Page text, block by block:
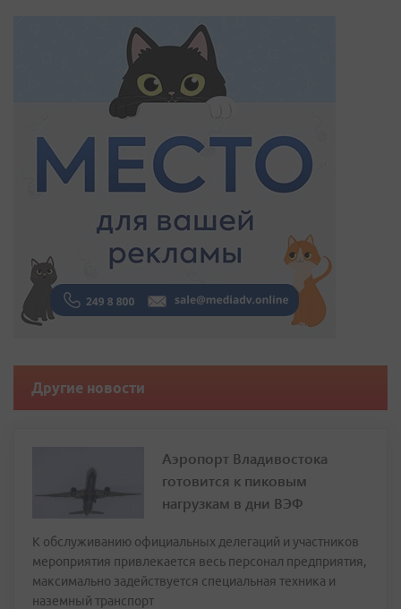
Другие новости
Аэропорт Владивостока
готовится к пиковым
нагрузкам в дни ВЭФ
К обслуживанию официальных делегаций и участников
мероприятия привлекается весь персонал предприятия,
максимально задействуется специальная техника и
наземный транспорт